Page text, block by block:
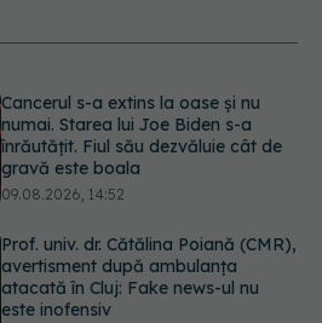
Cancerul s-a extins la oase și nu
numai. Starea lui Joe Biden s-a
înrăutățit. Fiul său dezvăluie cât de
gravă este boala
09.08.2026, 14:52
Prof. univ. dr. Cătălina Poiană (CMR),
avertisment după ambulanța
atacată în Cluj: Fake news-ul nu
este inofensiv